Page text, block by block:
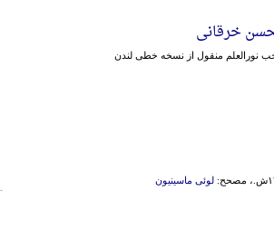
خرقانی
نورالعلم منقول از نسخه خطی لندن
لوئی ماسینیون